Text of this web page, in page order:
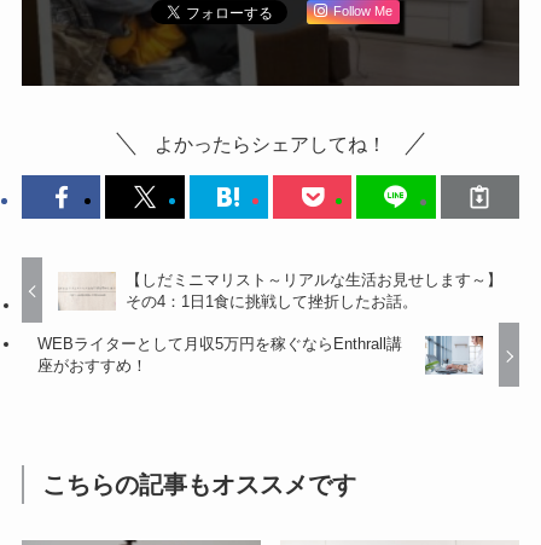
Follow Me
よかったらシェアしてね！
【しだミニマリスト～リアルな生活お見せします～】
その4：1日1食に挑戦して挫折したお話。
WEBライターとして月収5万円を稼ぐならEnthrall講
座がおすすめ！
こちらの記事もオススメです